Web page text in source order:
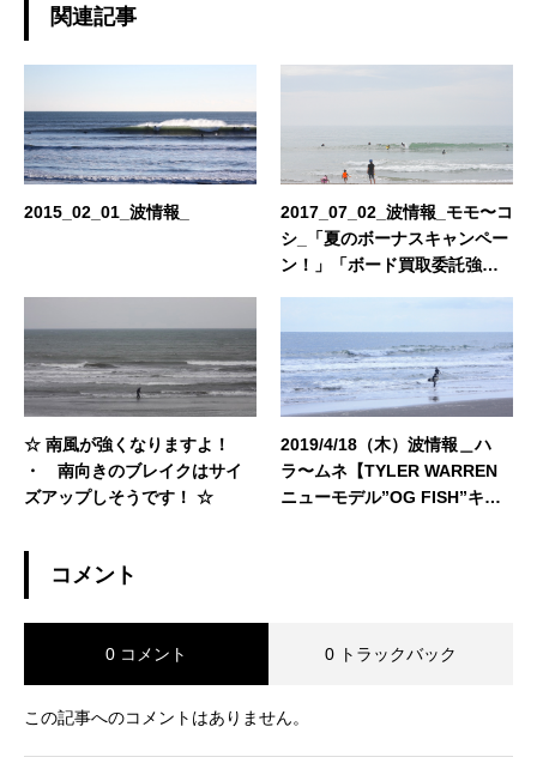
の釣りやアウトドア、愛猫との日常などもご紹
いたします。◆担当業務：店舗運営・WEBサイ
ト運営・企画・プロモーション◆東京都出身：
一宮町在住 ◆誕生日：1983年4月29日
関連記事
2015_02_01_波情報_
2017_07_02_波情報_モモ〜コ
シ_「夏のボーナスキャンペー
ン！」「ボード買取委託強化
☆ 南風が強くなりますよ！
・ 南向きのブレイクはサイ
ズアップしそうです！ ☆
2019/4/18（木）波情報＿ハ
ラ〜ムネ【TYLER WARREN
ニューモデル”OG FISH”キャ
コメント
0 コメント 0 トラックバック
この記事へのコメントはありません。